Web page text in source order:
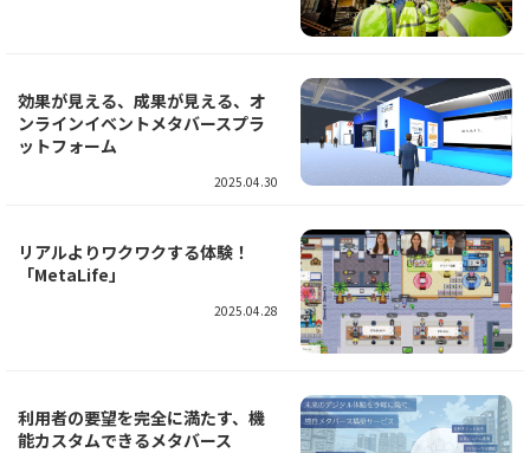
効果が見える、成果が見える、オ
ンラインイベントメタバースプラ
ットフォーム
2025.04.30
リアルよりワクワクする体験！
「MetaLife」
2025.04.28
利用者の要望を完全に満たす、機
能カスタムできるメタバース